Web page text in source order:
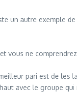
un autre exemple
vous ne
pari est de les
avec le groupe